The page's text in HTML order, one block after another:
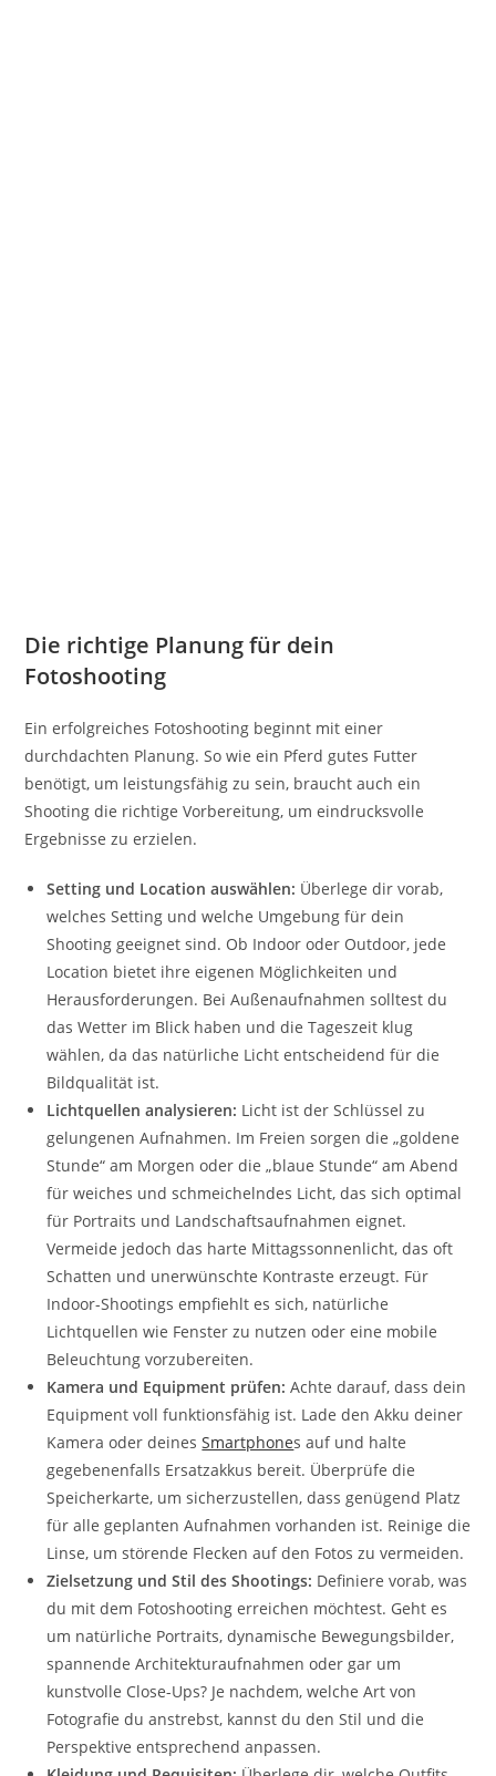
Die richtige Planung für dein
Fotoshooting
Ein erfolgreiches Fotoshooting beginnt mit einer
durchdachten Planung. So wie ein Pferd gutes Futter
benötigt, um leistungsfähig zu sein, braucht auch ein
Shooting die richtige Vorbereitung, um eindrucksvolle
Ergebnisse zu erzielen.
Setting und Location auswählen: Überlege dir vorab,
welches Setting und welche Umgebung für dein
Shooting geeignet sind. Ob Indoor oder Outdoor, jede
Location bietet ihre eigenen Möglichkeiten und
Herausforderungen. Bei Außenaufnahmen solltest du
das Wetter im Blick haben und die Tageszeit klug
wählen, da das natürliche Licht entscheidend für die
Bildqualität ist.
Lichtquellen analysieren: Licht ist der Schlüssel zu
gelungenen Aufnahmen. Im Freien sorgen die „goldene
Stunde“ am Morgen oder die „blaue Stunde“ am Abend
für weiches und schmeichelndes Licht, das sich optimal
für Portraits und Landschaftsaufnahmen eignet.
Vermeide jedoch das harte Mittagssonnenlicht, das oft
Schatten und unerwünschte Kontraste erzeugt. Für
Indoor-Shootings empfiehlt es sich, natürliche
Lichtquellen wie Fenster zu nutzen oder eine mobile
Beleuchtung vorzubereiten.
Kamera und Equipment prüfen: Achte darauf, dass dein
Equipment voll funktionsfähig ist. Lade den Akku deiner
Kamera oder deinesSmartphones auf und halte
gegebenenfalls Ersatzakkus bereit. Überprüfe die
Speicherkarte, um sicherzustellen, dass genügend Platz
für alle geplanten Aufnahmen vorhanden ist. Reinige die
Linse, um störende Flecken auf den Fotos zu vermeiden.
Zielsetzung und Stil des Shootings: Definiere vorab, was
du mit dem Fotoshooting erreichen möchtest. Geht es
um natürliche Portraits, dynamische Bewegungsbilder,
spannende Architekturaufnahmen oder gar um
kunstvolle Close-Ups? Je nachdem, welche Art von
Fotografie du anstrebst, kannst du den Stil und die
Perspektive entsprechend anpassen.